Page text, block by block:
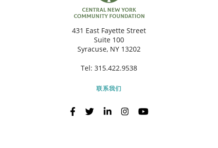
431 East Fayette Street
Suite 100
Syracuse, NY 13202
Tel: 315.422.9538
联系我们